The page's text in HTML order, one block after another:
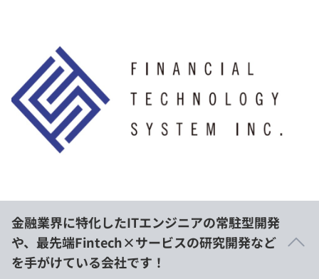
新卒エージェント
イベント・セミナー
インタビュー
4択課題
ナレッジ
リファレンス
法人向けプラン
評価結果一覧
再チャレンジ結果一覧
Tech Team Journal
paiza times
paizaとは？
金融業界に特化したITエンジニアの常駐型開発
や、最先端Fintech×サービスの研究開発など
を手がけている会社です！